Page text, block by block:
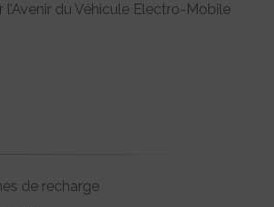
l’Avenir du Véhicule Electro-Mobile
de recharge